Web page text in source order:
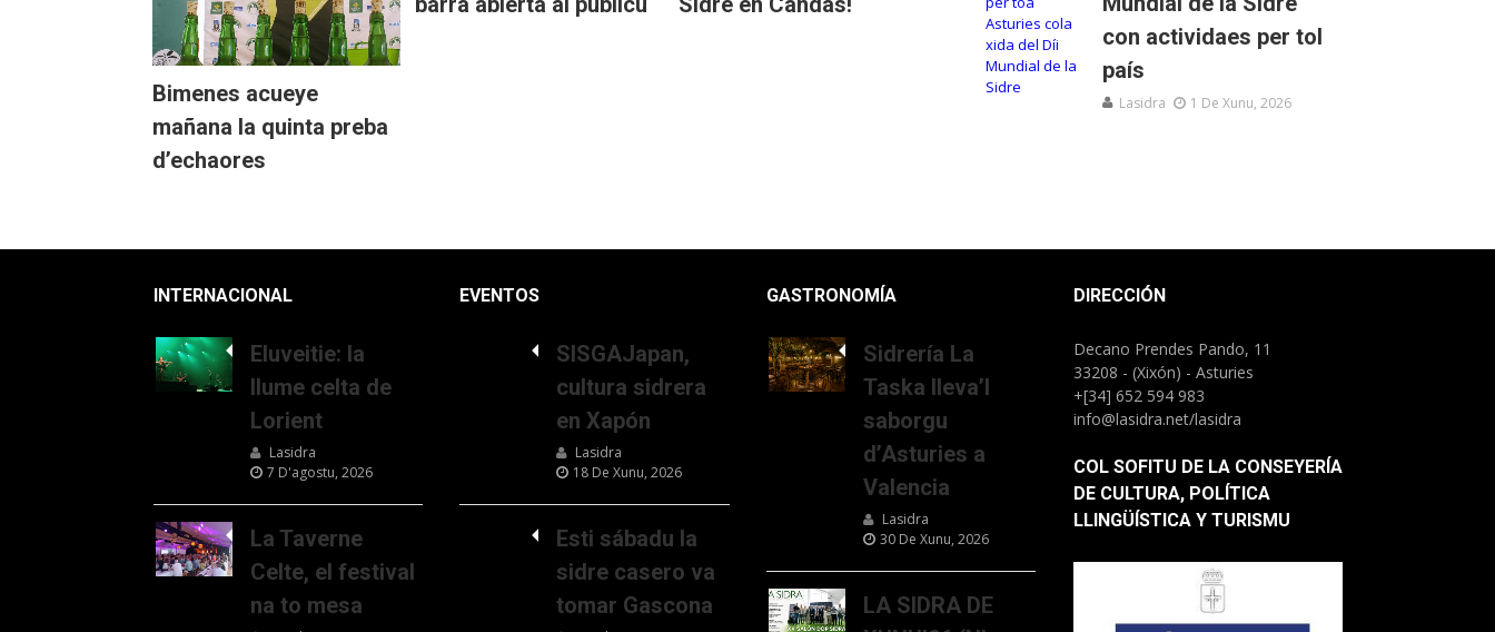
Bimenes acueye
mañana la quinta preba
d’echaores
con actividaes per tol
país
Lasidra 1 De Xunu, 2026
INTERNACIONAL
Eluveitie: la
llume celta de
Lorient
Lasidra
7 D'agostu, 2026
La Taverne
Celte, el festival
na to mesa
EVENTOS
SISGAJapan,
cultura sidrera
en Xapón
Lasidra
18 De Xunu, 2026
Esti sábadu la
sidre casero va
tomar Gascona
GASTRONOMÍA
Sidrería La
Taska lleva’l
saborgu
d’Asturies a
Valencia
Lasidra
30 De Xunu, 2026
LA SIDRA DE
DIRECCIÓN
Decano Prendes Pando, 11
33208 - (Xixón) - Asturies
+[34] 652 594 983
info@lasidra.net/lasidra
COL SOFITU DE LA CONSEYERÍA
DE CULTURA, POLÍTICA
LLINGÜÍSTICA Y TURISMU